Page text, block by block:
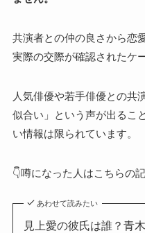
共演者との仲の良さから恋
実際の交際が確認されたケ
人気俳優や若手俳優との共
似合い」という声が出るこ
い情報は限られています。
👇噂になった人はこちらの
あわせて読みたい
見上愛の彼氏は誰？青